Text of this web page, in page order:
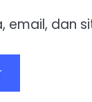
email, dan